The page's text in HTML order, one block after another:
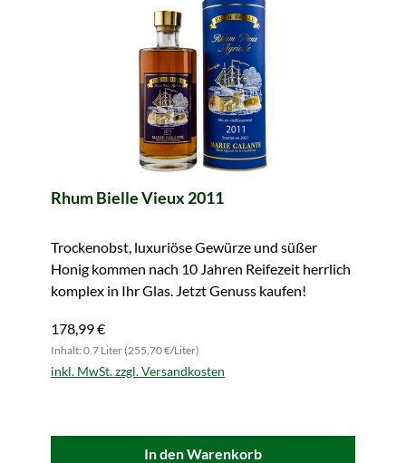
Rhum Bielle Vieux 2011
Trockenobst, luxuriöse Gewürze und süßer
Honig kommen nach 10 Jahren Reifezeit herrlich
komplex in Ihr Glas. Jetzt Genuss kaufen!
178,99 €
Inhalt: 0.7 Liter (255,70 €/Liter)
inkl. MwSt. zzgl. Versandkosten
In den Warenkorb